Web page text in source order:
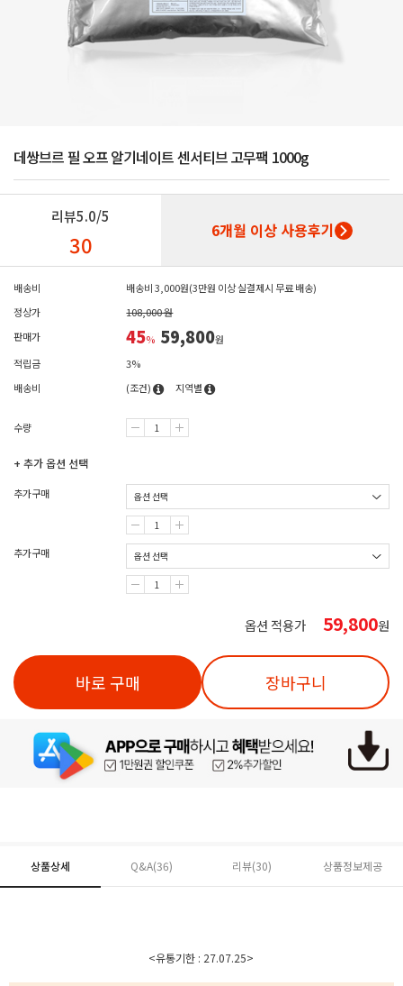
데쌍브르 필 오프 알기네이트 센서티브 고무팩 1000g
리뷰5.0/5
30 6개월 이상 사용후기
배송비
배송비 3,000원(3만원 이상 실결제시 무료 배송)
정상가
108,000 원
판매가
45% 59,800원
적립금
3%
배송비
(조건) 지역별
수량
+ 추가 옵션 선택
추가구매
추가구매
옵션 적용가 59,800원
바로 구매 장바구니
상품상세 Q&A(36) 리뷰(30) 상품정보제공
<유통기한 : 27.07.25>